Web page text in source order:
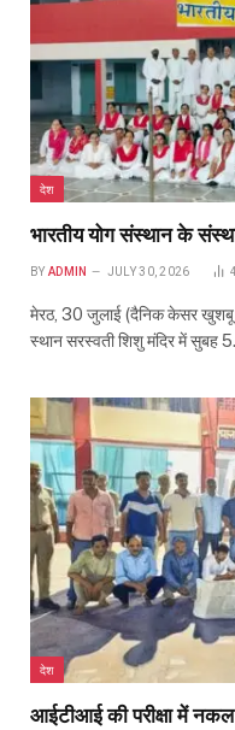
देश
भारतीय योग संस्थान के
BY ADMIN JULY 30, 2026 4
मेरठ, 30 जुलाई (दैनिक केसर खुशबू
स्थान सरस्वती शिशु मंदिर में सुबह
देश
आईटीआई की परीक्षा में नकल